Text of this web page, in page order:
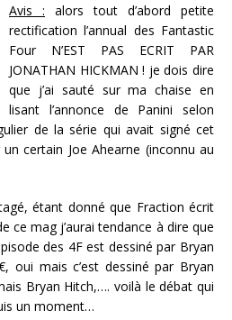
Avis : alors tout d’abord petite
rectification l’annual des Fantastic
Four N’EST PAS ECRIT PAR
JONATHAN HICKMAN ! je dois dire
que j’ai sauté sur ma chaise en
lisant l’annonce de Panini selon
de la série qui avait signé cet
certain Joe Ahearne (inconnu au
étant donné que Fraction écrit
ce mag j’aurai tendance à dire que
des 4F est dessiné par Bryan
oui mais c’est dessiné par Bryan
Bryan Hitch,…. voilà le débat qui
un moment…